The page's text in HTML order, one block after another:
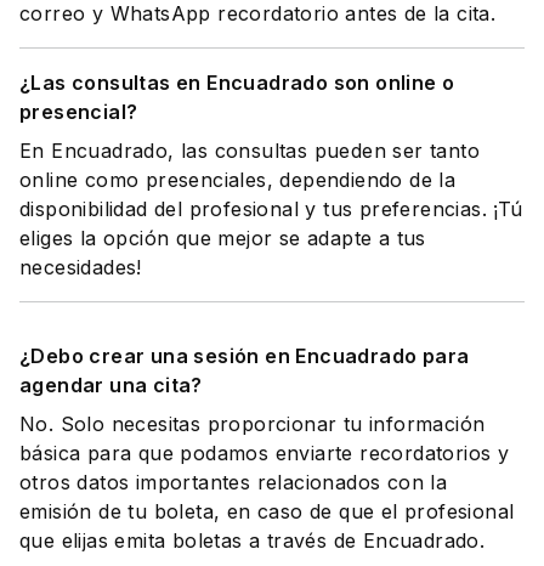
correo y WhatsApp recordatorio antes de la cita.
¿Las consultas en Encuadrado son online o
presencial?
En Encuadrado, las consultas pueden ser tanto
online como presenciales, dependiendo de la
disponibilidad del profesional y tus preferencias. ¡Tú
eliges la opción que mejor se adapte a tus
necesidades!
¿Debo crear una sesión en Encuadrado para
agendar una cita?
No. Solo necesitas proporcionar tu información
básica para que podamos enviarte recordatorios y
otros datos importantes relacionados con la
emisión de tu boleta, en caso de que el profesional
que elijas emita boletas a través de Encuadrado.